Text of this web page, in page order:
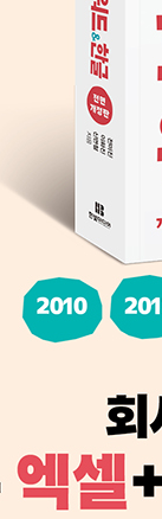
규칙 편집하기
하기 ★우선순위
표 서식과 조건부
서 작업하기
택 영역 및 여백
기 ★우선순위
인쇄 배율 지정하
선순위
기 ★우선순위
우선순위
선순위